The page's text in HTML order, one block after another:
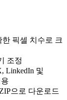
한 픽셀 치수로 크
조정
LinkedIn 및
으로 다운로드